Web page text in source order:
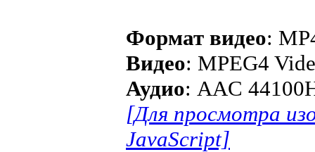
Формат видео:
Видео: MPEG4
Аудио: AAC
[Для просмотра
JavaScript]